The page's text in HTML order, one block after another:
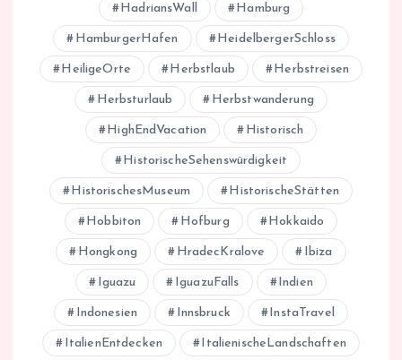
HadriansWall Hamburg
HamburgerHafen HeidelbergerSchloss
HeiligeOrte Herbstlaub Herbstreisen
Herbsturlaub Herbstwanderung
HighEndVacation Historisch
HistorischeSehenswürdigkeit
HistorischesMuseum HistorischeStätten
Hobbiton Hofburg Hokkaido
Hongkong HradecKralove Ibiza
Iguazu IguazuFalls Indien
Indonesien Innsbruck InstaTravel
ItalienEntdecken ItalienischeLandschaften